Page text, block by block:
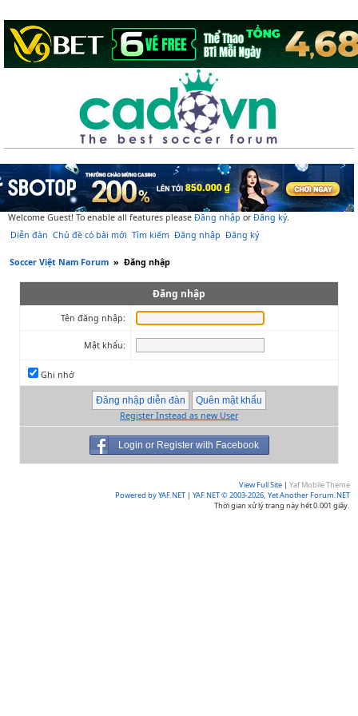
Welcome Guest! To enable all features please Đăng nhập orĐăng ký.
Diễn đàn Chủ đề có bài mới Tìm kiếm Đăng nhập Đăng ký
Soccer Việt Nam Forum » Đăng nhập
Đăng nhập
Tên đăng nhập:
Mật khẩu:
Ghi nhớ
Register Instead as new User
Login or Register with Facebook
View Full Site | Yaf Mobile Theme
Powered by YAF.NET | YAF.NET © 2003-2026, Yet Another Forum.NET
Thời gian xử lý trang này hết 0.001 giây.